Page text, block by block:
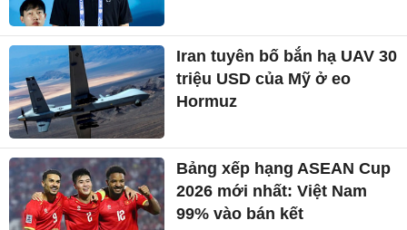
Iran tuyên bố bắn hạ UAV 30
triệu USD của Mỹ ở eo
Hormuz
Bảng xếp hạng ASEAN Cup
2026 mới nhất: Việt Nam
99% vào bán kết